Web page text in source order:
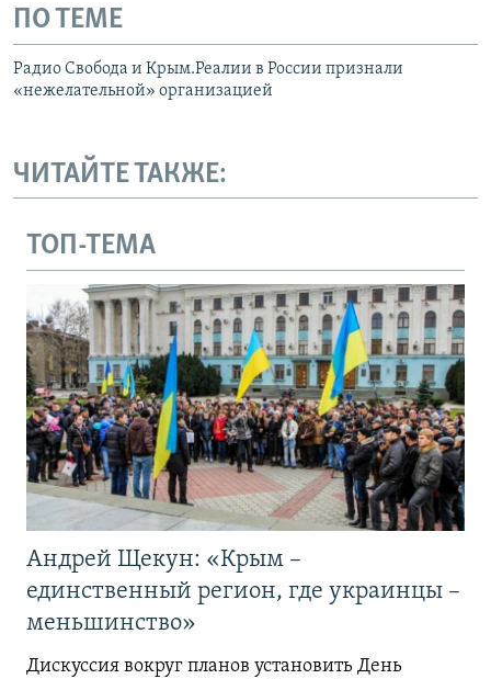
ПО ТЕМЕ
Радио Свобода и Крым.Реалии в России признали
«нежелательной» организацией
ЧИТАЙТЕ ТАКЖЕ:
ТОП-ТЕМА
Андрей Щекун: «Крым –
единственный регион, где украинцы –
меньшинство»
Дискуссия вокруг планов установить День